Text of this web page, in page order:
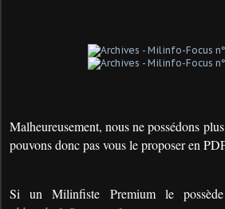
Malheureusement, nous ne possédons
pouvons donc pas vous le proposer en
Si un Milinfiste Premium le